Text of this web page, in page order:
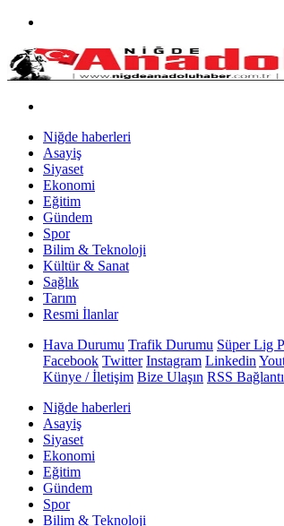
Niğde haberleri
Asayiş
Siyaset
Ekonomi
Eğitim
Gündem
Spor
Bilim & Teknoloji
Kültür & Sanat
Sağlık
Tarım
Resmi İlanlar
Hava Durumu Trafik Durumu Süper Lig
Facebook Twitter Instagram Linkedin
Künye / İletişim Bize Ulaşın RSS
Niğde haberleri
Asayiş
Siyaset
Ekonomi
Eğitim
Gündem
Spor
Bilim & Teknoloji